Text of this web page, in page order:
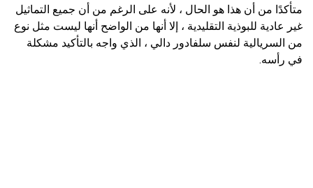
متأكدًا من أن هذا هو الحال ، لأنه على الرغم من أن جميع التماثيل
غير عادية للبوذية التقليدية ، إلا أنها من الواضح أنها ليست مثل نوع
من السريالية لنفس سلفادور دالي ، الذي واجه بالتأكيد مشكلة
في رأسه.